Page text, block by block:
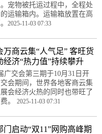
宠物被托运过程中，全程处
运输箱内。运输箱放置在高
2025-11-03 07:33
万商云集“人气足” 客旺货
经济“热力值”持续攀升
广交会第三期于10月31日开
会期间，世界各地客商云集
会经济火热的同时也带旺了
。 2025-11-03 07:31
门启动“双11”网购高峰期